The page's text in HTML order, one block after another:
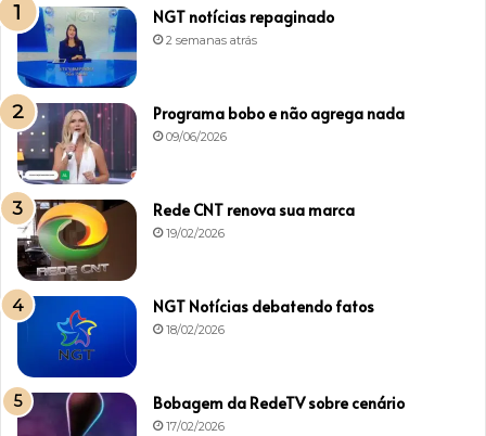
NGT notícias repaginado
2 semanas atrás
Programa bobo e não agrega nada
09/06/2026
Rede CNT renova sua marca
19/02/2026
NGT Notícias debatendo fatos
18/02/2026
Bobagem da RedeTV sobre cenário
17/02/2026